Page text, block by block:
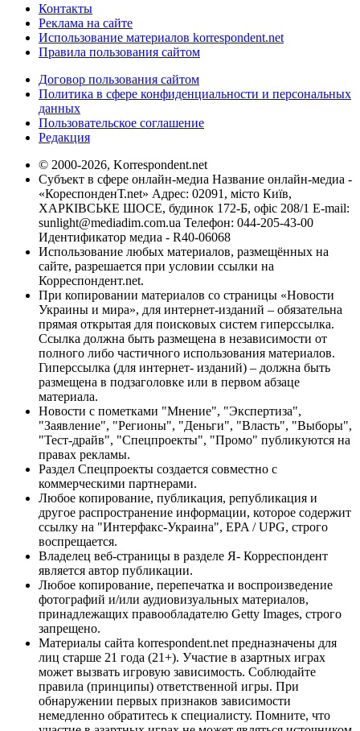
Контакты
Реклама на сайте
Использование материалов korrespondent.net
Правила пользования сайтом
Договор пользования сайтом
Политика в сфере конфиденциальности и персональных
данных
Пользовательское соглашение
Редакция
© 2000-2026, Korrespondent.net
Субъект в сфере онлайн-медиа Название онлайн-медиа -
«КореспонденТ.net» Адрес: 02091, місто Київ,
ХАРКІВСЬКЕ ШОСЕ, будинок 172-Б, офіс 208/1 E-mail:
sunlight@mediadim.com.ua Телефон: 044-205-43-00
Идентификатор медиа - R40-06068
Использование любых материалов, размещённых на
сайте, разрешается при условии ссылки на
Корреспондент.net.
При копировании материалов со страницы «Новости
Украины и мира», для интернет-изданий – обязательна
прямая открытая для поисковых систем гиперссылка.
Ссылка должна быть размещена в независимости от
полного либо частичного использования материалов.
Гиперссылка (для интернет- изданий) – должна быть
размещена в подзаголовке или в первом абзаце
материала.
Новости с пометками "Мнение", "Экспертиза",
"Заявление", "Регионы", "Деньги", "Власть", "Выборы",
"Тест-драйв", "Спецпроекты", "Промо" публикуются на
правах рекламы.
Раздел Спецпроекты создается совместно с
коммерческими партнерами.
Любое копирование, публикация, републикация и
другое распространение информации, которое содержит
ссылку на "Интерфакс-Украина", EPA / UPG, строго
воспрещается.
Владелец веб-страницы в разделе Я- Корреспондент
является автор публикации.
Любое копирование, перепечатка и воспроизведение
фотографий и/или аудиовизуальных материалов,
принадлежащих правообладателю Getty Images, строго
запрещено.
Материалы сайта korrespondent.net предназначены для
лиц старше 21 года (21+). Участие в азартных играх
может вызвать игровую зависимость. Соблюдайте
правила (принципы) ответственной игры. При
обнаружении первых признаков зависимости
немедленно обратитесь к специалисту. Помните, что